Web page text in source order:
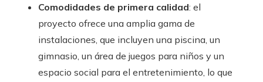
Comodidades de primera calidad: el
proyecto ofrece una amplia gama de
instalaciones, que incluyen una piscina, un
gimnasio, un área de juegos para niños y un
espacio social para el entretenimiento, lo que